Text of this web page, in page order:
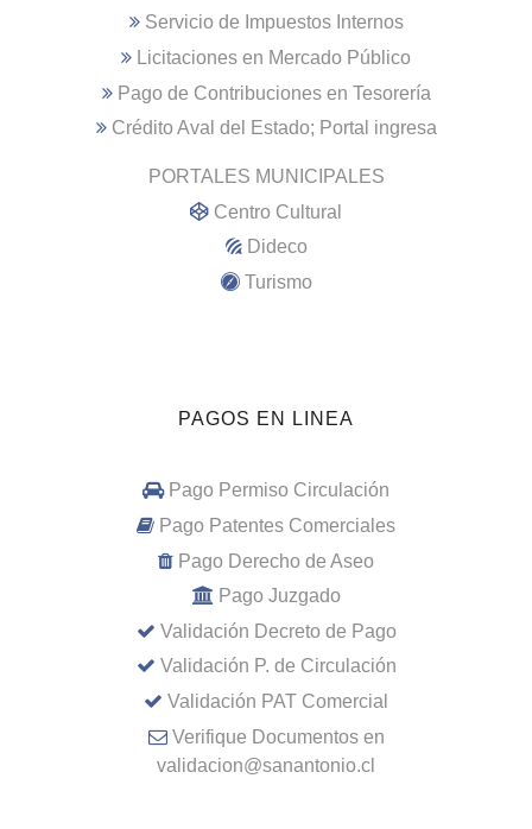
Servicio de Impuestos Internos
Licitaciones en Mercado Público
Pago de Contribuciones en Tesorería
Crédito Aval del Estado; Portal ingresa
PORTALES MUNICIPALES
Centro Cultural
Dideco
Turismo
PAGOS EN LINEA
Pago Permiso Circulación
Pago Patentes Comerciales
Pago Derecho de Aseo
Pago Juzgado
Validación Decreto de Pago
Validación P. de Circulación
Validación PAT Comercial
Verifique Documentos en
validacion@sanantonio.cl